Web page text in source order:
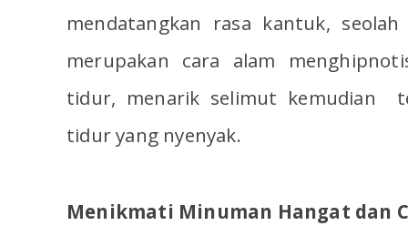
mendatangkan rasa kantuk,
merupakan cara alam
tidur, menarik selimut kemudian
tidur yang nyenyak.
Menikmati Minuman Hangat dan